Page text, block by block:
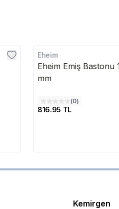
Eheim
Eheim Emiş Bastonu
mm
(0)
816.95 TL
Kemirgen